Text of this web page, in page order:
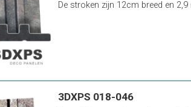
De stroken zijn 12cm breed en 2,9
3DXPS 018-046